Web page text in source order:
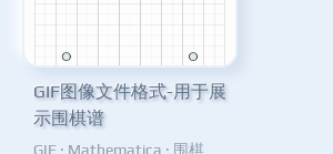
GIF图像文件格式-用于展
示围棋谱
GIF · Mathematica · 围棋